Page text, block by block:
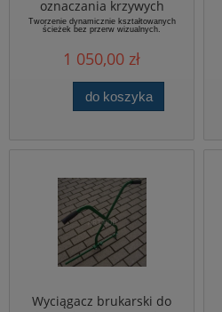
oznaczania krzywych
progresji FLEXMARKER-KIT
FMK Probst
Tworzenie dynamicznie kształtowanych
ścieżek bez przerw wizualnych.
1 050,00 zł
do koszyka
Wyciągacz brukarski do